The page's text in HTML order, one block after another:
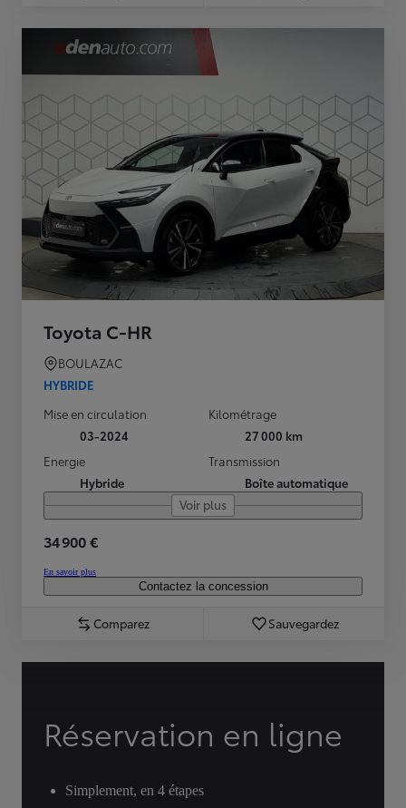
Toyota C-HR
BOULAZAC
HYBRIDE
Mise en circulation
03-2024
Kilométrage
27 000 km
Energie
Hybride
Transmission
Boîte automatique
Voir plus
34 900 €
En savoir plus
Contactez la concession
Comparez Sauvegardez
Réservation en ligne
Simplement, en 4 étapes